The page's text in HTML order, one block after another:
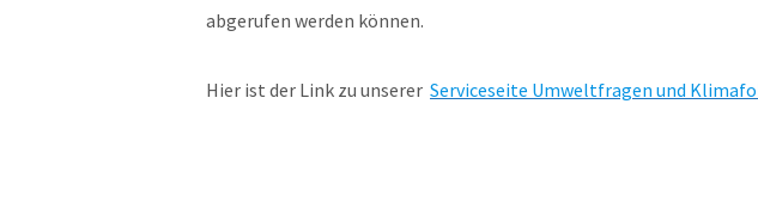
abgerufen werden können.
Hier ist der Link zu unserer Serviceseite Umweltfragen und